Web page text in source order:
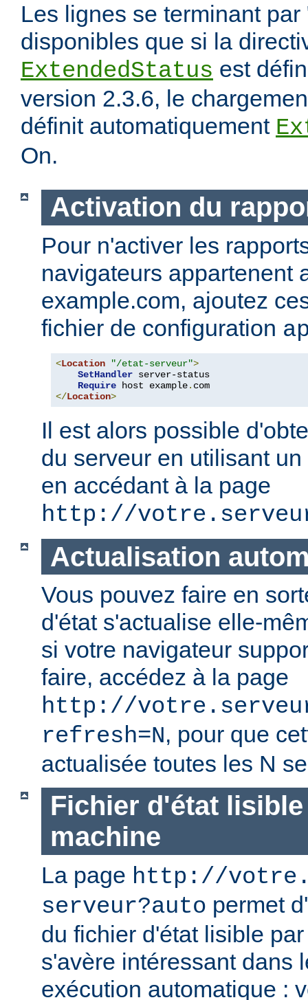
Les lignes se terminant par
disponibles que si la
ExtendedStatus est
version 2.3.6, le
définit automatiquement
On.
Activation du
Pour n'activer les
navigateurs appartenent
example.com, ajoutez
fichier de configuration
<Location "/etat-serveur">
SetHandler server-status
Require host example.
</Location>
Il est alors possible
du serveur en utilisant
en accédant à la page
http://
Actualisation
Vous pouvez faire en
d'état s'actualise elle-
si votre navigateur
faire, accédez à la page
http://
refresh=N, pour que
actualisée toutes les N
Fichier d'état
machine
La page http://
serveur?auto permet
du fichier d'état lisible
s'avère intéressant dans
exécution automatique :